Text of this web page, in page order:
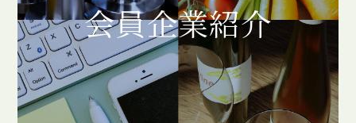
会員企業紹介